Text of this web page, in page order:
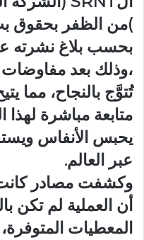
)من الظفر بحقوق
بحسب بلاغ نشرته
،وذلك بعد
تُتوَّج بالنجاح، مما
متابعة مباشرة
يحبس الأنفاس
عبر العالم.
وكشفت مصادر
أن العملية لم تكن
المعطيات